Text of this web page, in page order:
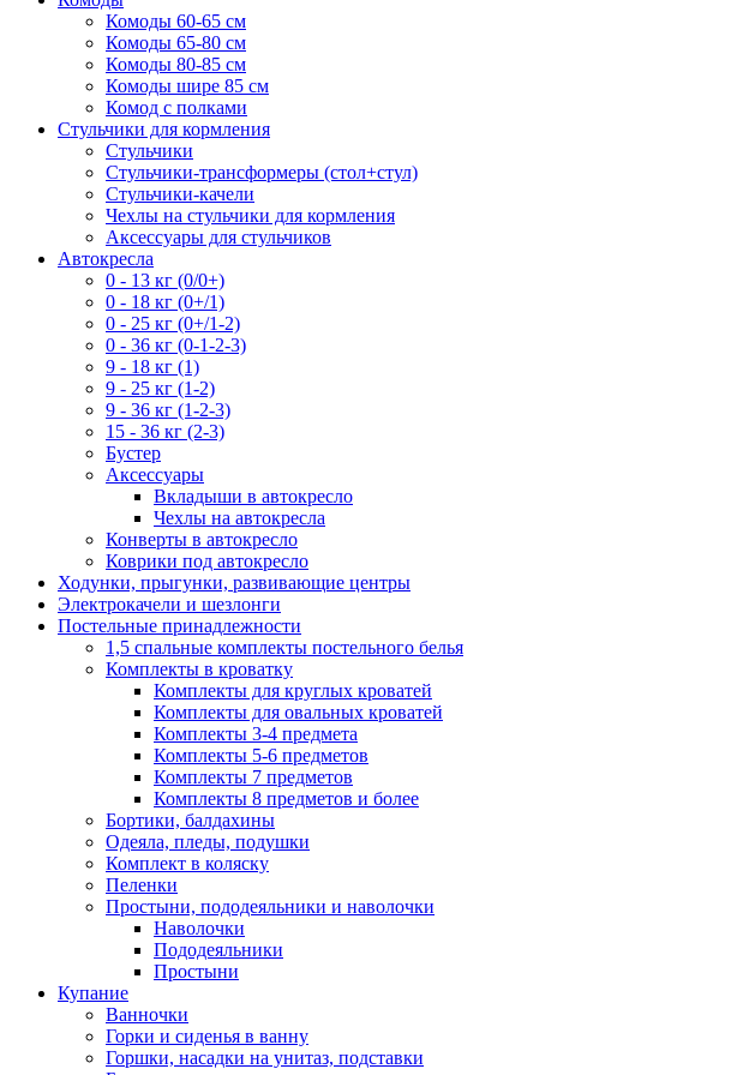
Комоды 60-65 см
Комоды 65-80 см
Комоды 80-85 см
Комоды шире 85 см
Комод с полками
Стульчики для кормления
Стульчики
Стульчики-трансформеры (стол+стул)
Стульчики-качели
Чехлы на стульчики для кормления
Аксессуары для стульчиков
Автокресла
0 - 13 кг (0/0+)
0 - 18 кг (0+/1)
0 - 25 кг (0+/1-2)
0 - 36 кг (0-1-2-3)
9 - 18 кг (1)
9 - 25 кг (1-2)
9 - 36 кг (1-2-3)
15 - 36 кг (2-3)
Бустер
Аксессуары
Вкладыши в автокресло
Чехлы на автокресла
Конверты в автокресло
Коврики под автокресло
Ходунки, прыгунки, развивающие центры
Электрокачели и шезлонги
Постельные принадлежности
1,5 спальные комплекты постельного белья
Комплекты в кроватку
Комплекты для круглых кроватей
Комплекты для овальных кроватей
Комплекты 3-4 предмета
Комплекты 5-6 предметов
Комплекты 7 предметов
Комплекты 8 предметов и более
Бортики, балдахины
Одеяла, пледы, подушки
Комплект в коляску
Пеленки
Простыни, пододеяльники и наволочки
Наволочки
Пододеяльники
Простыни
Купание
Ванночки
Горки и сиденья в ванну
Горшки, насадки на унитаз, подставки